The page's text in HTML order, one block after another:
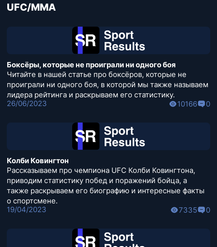
UFC/MMA
Боксёры, которые не проиграли ни одного боя
Читайте в нашей статье про боксёров, которые не
проиграли ни одного боя, в которой мы также называем
лидера рейтинга и раскрываем его статистику.
26/06/2023
10166 0
Колби Ковингтон
Рассказываем про чемпиона UFC Колби Ковингтона,
приводим статистику побед и поражений бойца, а
также раскрываем его биографию и интересные факты
о спортсмене.
19/04/2023
7335 0